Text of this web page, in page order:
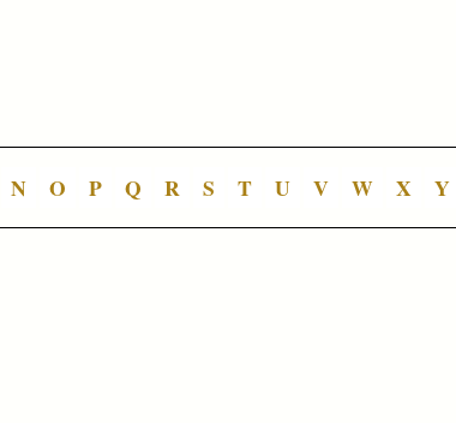
N O P Q R S T U V W X Y